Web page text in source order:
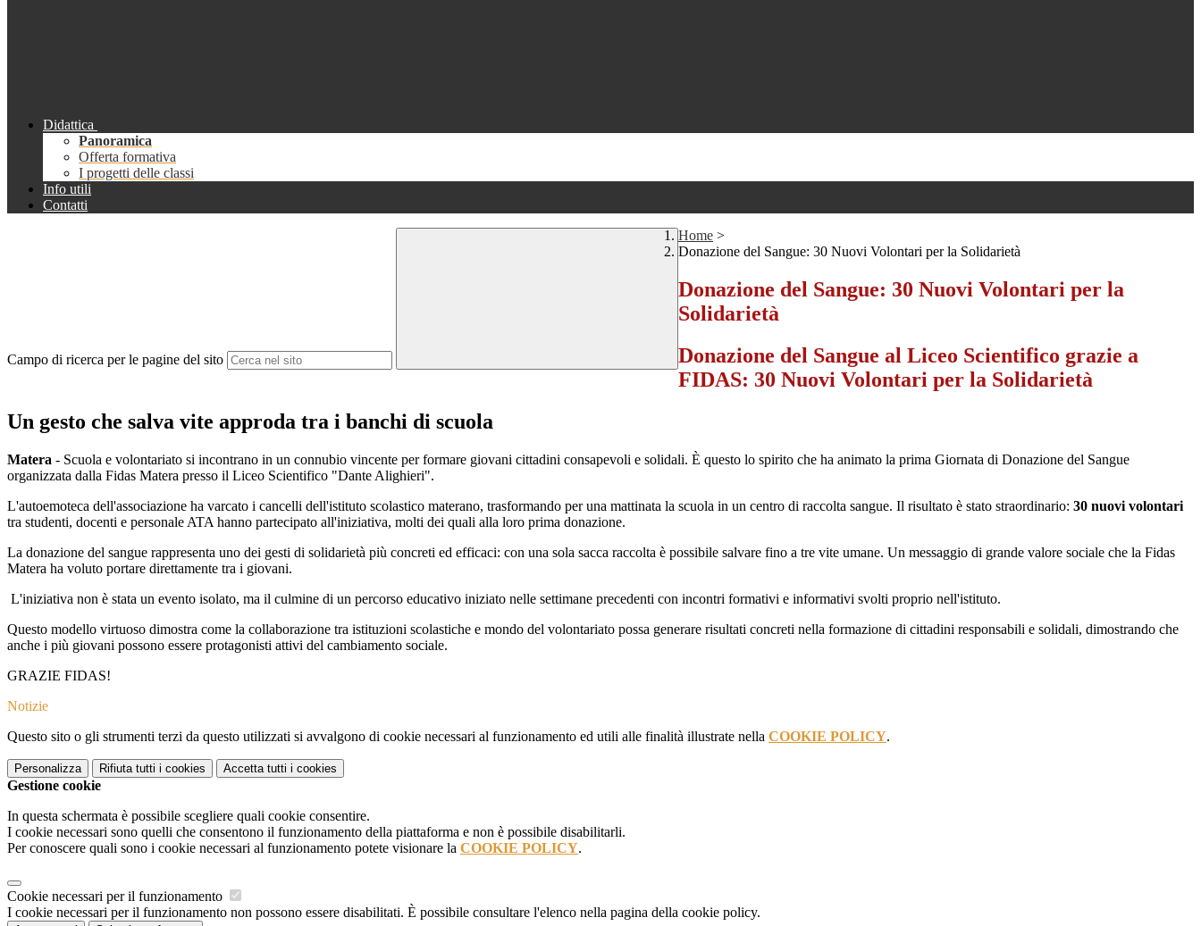
Didattica
Panoramica
Offerta formativa
I progetti delle classi
Info utili
Contatti
Campo di ricerca per le pagine del sito
Home >
Donazione del Sangue: 30 Nuovi Volontari per la Solidarietà
Donazione del Sangue: 30 Nuovi Volontari per la
Solidarietà
Donazione del Sangue al Liceo Scientifico grazie a
FIDAS: 30 Nuovi Volontari per la Solidarietà
Un gesto che salva vite approda tra i banchi di scuola
Matera - Scuola e volontariato si incontrano in un connubio vincente per formare giovani cittadini consapevoli e solidali. È questo lo spirito che ha animato la prima Giornata di Donazione del Sangue
organizzata dalla Fidas Matera presso il Liceo Scientifico "Dante Alighieri".
L'autoemoteca dell'associazione ha varcato i cancelli dell'istituto scolastico materano, trasformando per una mattinata la scuola in un centro di raccolta sangue. Il risultato è stato straordinario: 30 nuovi volontari
tra studenti, docenti e personale ATA hanno partecipato all'iniziativa, molti dei quali alla loro prima donazione.
La donazione del sangue rappresenta uno dei gesti di solidarietà più concreti ed efficaci: con una sola sacca raccolta è possibile salvare fino a tre vite umane. Un messaggio di grande valore sociale che la Fidas
Matera ha voluto portare direttamente tra i giovani.
L'iniziativa non è stata un evento isolato, ma il culmine di un percorso educativo iniziato nelle settimane precedenti con incontri formativi e informativi svolti proprio nell'istituto.
Questo modello virtuoso dimostra come la collaborazione tra istituzioni scolastiche e mondo del volontariato possa generare risultati concreti nella formazione di cittadini responsabili e solidali, dimostrando che
anche i più giovani possono essere protagonisti attivi del cambiamento sociale.
GRAZIE FIDAS!
Notizie
Questo sito o gli strumenti terzi da questo utilizzati si avvalgono di cookie necessari al funzionamento ed utili alle finalità illustrate nella COOKIE POLICY.
Personalizza Rifiuta tutti i cookies Accetta tutti i cookies
Gestione cookie
In questa schermata è possibile scegliere quali cookie consentire.
I cookie necessari sono quelli che consentono il funzionamento della piattaforma e non è possibile disabilitarli.
Per conoscere quali sono i cookie necessari al funzionamento potete visionare la COOKIE POLICY.
Cookie necessari per il funzionamento
I cookie necessari per il funzionamento non possono essere disabilitati. È possibile consultare l'elenco nella pagina della cookie policy.